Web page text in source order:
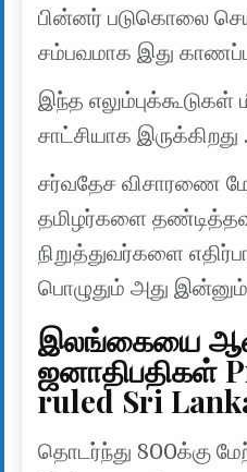
பின்னர் படுகொலை
சம்பவமாக இது
இந்த எலும்புக்கூடுகள்
சாட்சியாக இருக்கிறது .
சர்வதேச விசாரணை
தமிழர்களை
நிறுத்துவர்களை
பொழுதும் அது
இலங்கையை
ஜனாதிபதிகள்
ruled Sri
தொடர்ந்து 800க்கு